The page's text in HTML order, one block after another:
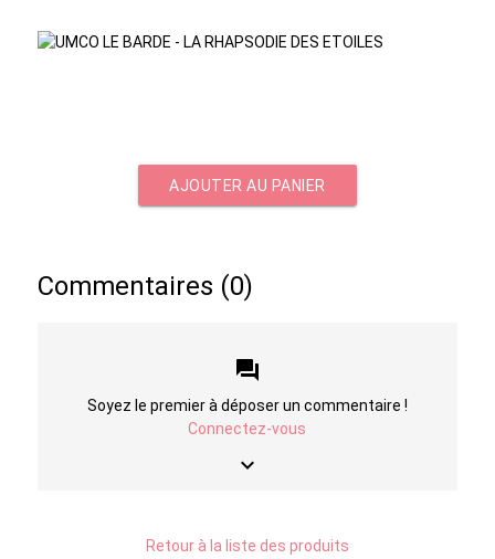
AJOUTER AU PANIER
Commentaires (0)
forum
Soyez le premier à déposer un commentaire !
Connectez-vous
keyboard_arrow_down
Retour à la liste des produits